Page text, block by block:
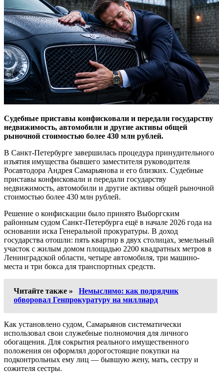
Судебные приставы конфисковали и передали государству
недвижимость, автомобили и другие активы общей
рыночной стоимостью более 430 млн рублей.
В Санкт-Петербурге завершилась процедура принудительного
изъятия имущества бывшего заместителя руководителя
Росавтодора Андрея Самарьянова и его близких. Судебные
приставы конфисковали и передали государству
недвижимость, автомобили и другие активы общей рыночной
стоимостью более 430 млн рублей.
Решение о конфискации было принято Выборгским
районным судом Санкт-Петербурга ещё в начале 2026 года на
основании иска Генеральной прокуратуры. В доход
государства отошли: пять квартир в двух столицах, земельный
участок с жилым домом площадью 2200 квадратных метров в
Ленинградской области, четыре автомобиля, три машино-
места и три бокса для транспортных средств.
Читайте также »
Немыслимо: как подрядчик
обворовал Генпрокуратуру на миллиард
Как установлено судом, Самарьянов систематически
использовал свои служебные полномочия для личного
обогащения. Для сокрытия реального имущественного
положения он оформлял дорогостоящие покупки на
подконтрольных ему лиц — бывшую жену, мать, сестру и
сожителя сестры.